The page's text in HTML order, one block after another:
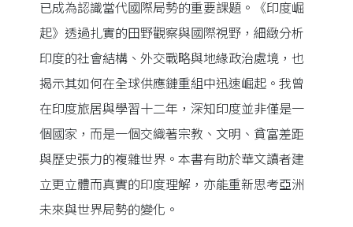
已成為認識當代國際局勢的重要課題。《印度崛
起》透過扎實的田野觀察與國際視野，細緻分析
印度的社會結構、外交戰略與地緣政治處境，也
揭示其如何在全球供應鏈重組中迅速崛起。我曾
在印度旅居與學習十二年，深知印度並非僅是一
個國家，而是一個交織著宗教、文明、貧富差距
與歷史張力的複雜世界。本書有助於華文讀者建
立更立體而真實的印度理解，亦能重新思考亞洲
未來與世界局勢的變化。